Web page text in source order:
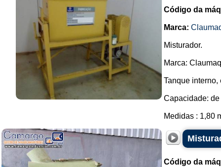
Código da
Marca:
Misturador.
Marca:
Tanque
Capacidade: de
Medidas : 1,80
Código da